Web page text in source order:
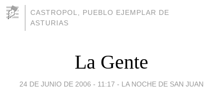
CASTROPOL, PUEBLO EJEMPLAR DE
ASTURIAS
La Gente
24 DE JUNIO DE 2006 - 11:17 - LA NOCHE DE SAN JUAN